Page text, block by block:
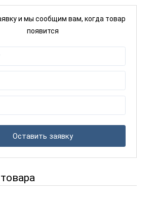
и мы сообщим вам, когда товар
появится
Оставить заявку